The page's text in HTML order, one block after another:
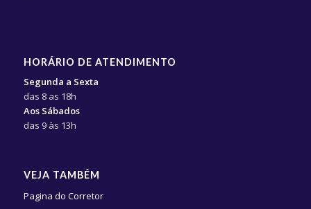
HORÁRIO DE ATENDIMENTO
Segunda a Sexta
das 8 as 18h
Aos Sábados
das 9 às 13h
VEJA TAMBÉM
Pagina do Corretor